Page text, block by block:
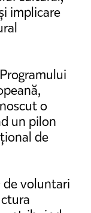
implicare
o
un pilon
de
voluntari